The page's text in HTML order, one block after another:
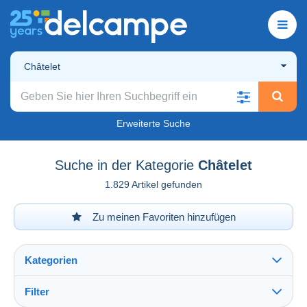
Châtelet
Erweiterte Suche
Suche in der Kategorie Châtelet
1.829 Artikel gefunden
Zu meinen Favoriten hinzufügen
Kategorien
Filter